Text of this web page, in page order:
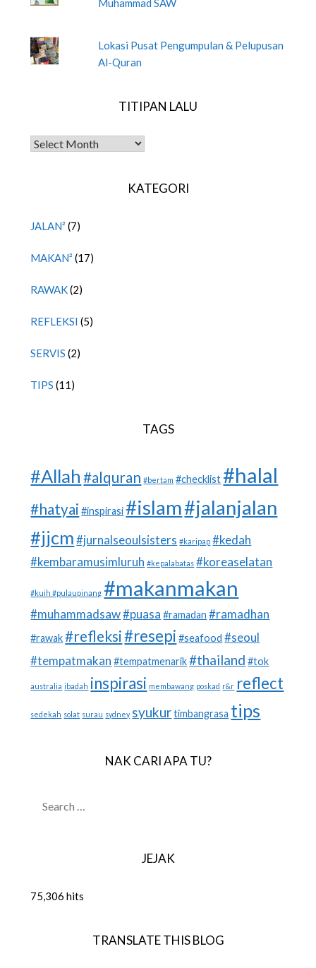
Muhammad SAW
Lokasi Pusat Pengumpulan & Pelupusan
Al-Quran
TITIPAN LALU
TITIPAN LALU
KATEGORI
JALAN² (7)
MAKAN² (17)
RAWAK(2)
REFLEKSI (5)
SERVIS (2)
TIPS (11)
TAGS
#Allah #alquran #bertam #checklist #halal
#hatyai #inspirasi #islam#jalanjalan
#jjcm #jurnalseoulsisters #karipap #kedah
#kembaramusimluruh #kepalabatas #koreaselatan
#kuih #pulaupinang #makanmakan
#muhammadsaw#puasa #ramadan #ramadhan
#rawak #refleksi#resepi #seafood #seoul
#tempatmakan #tempatmenarik #thailand #tok
australia ibadah inspirasi membawang poskad r&r reflect
sedekah solat surau sydney syukur timbangrasa tips
NAK CARI APA TU?
FOR:
JEJAK
75,306 hits
TRANSLATE THIS BLOG